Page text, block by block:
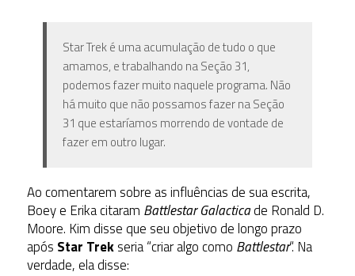
Star Trek é uma acumulação de tudo o que
amamos, e trabalhando na Seção 31,
podemos fazer muito naquele programa. Não
há muito que não possamos fazer na Seção
31 que estaríamos morrendo de vontade de
fazer em outro lugar.
Ao comentarem sobre as influências de sua escrita,
Boey e Erika citaram Battlestar Galacticade Ronald D.
Moore. Kim disse que seu objetivo de longo prazo
após Star Trekseria “criar algo como Battlestar“. Na
verdade, ela disse: